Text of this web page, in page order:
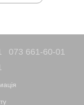
073 661-60-01